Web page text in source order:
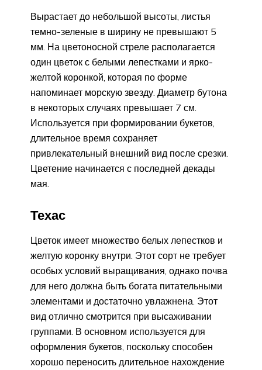
Вырастает до небольшой высоты, листья
темно-зеленые в ширину не превышают 5
мм. На цветоносной стреле располагается
один цветок с белыми лепестками и ярко-
желтой коронкой, которая по форме
напоминает морскую звезду. Диаметр бутона
в некоторых случаях превышает 7 см.
Используется при формировании букетов,
длительное время сохраняет
привлекательный внешний вид после срезки.
Цветение начинается с последней декады
мая.
Техас
Цветок имеет множество белых лепестков и
желтую коронку внутри. Этот сорт не требует
особых условий выращивания, однако почва
для него должна быть богата питательными
элементами и достаточно увлажнена. Этот
вид отлично смотрится при высаживании
группами. В основном используется для
оформления букетов, поскольку способен
хорошо переносить длительное нахождение